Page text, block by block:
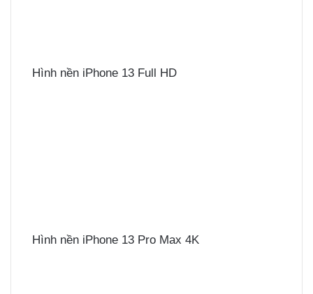
Hình nền iPhone 13 Full HD
Hình nền iPhone 13 Pro Max 4K